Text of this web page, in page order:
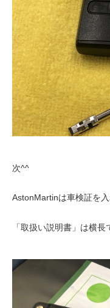
次^^
AstonMartinは車検証を
「取扱い説明書」は横